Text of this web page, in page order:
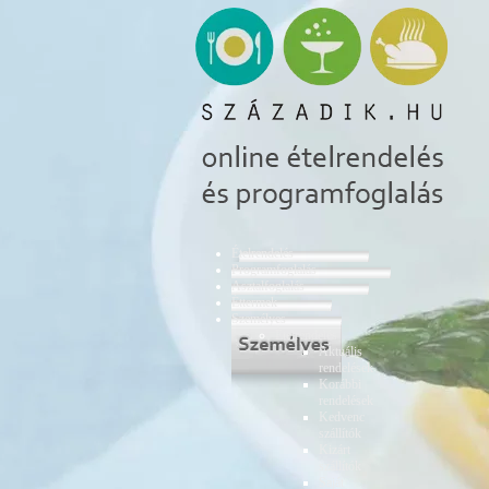
Ételrendelés
Programfoglalás
Asztalfoglalás
Éttermek
Személyes
Ételrendelés
Aktuális
rendelések
Korábbi